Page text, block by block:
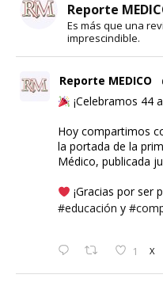
Reporte
Es más que una
imprescindible.
Reporte MEDICO
¡Celebramos 44
Hoy compartimos
la portada de la
Médico, publicada
¡Gracias por ser
#educación y
1 X